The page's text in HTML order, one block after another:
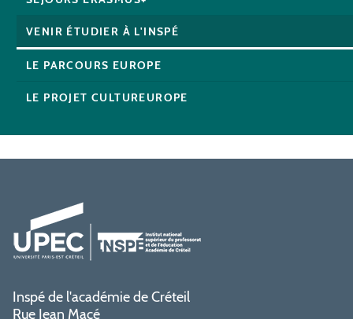
VENIR ÉTUDIER À L'INSPÉ
LE PARCOURS EUROPE
LE PROJET CULTUREUROPE
Inspé de l'académie de Créteil
Rue Jean Macé